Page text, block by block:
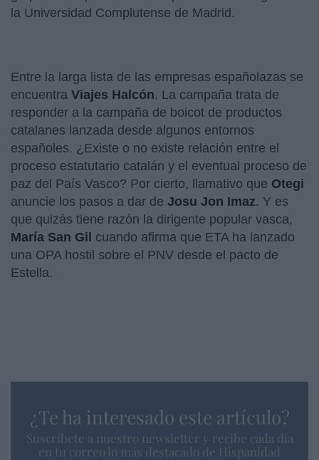
la Universidad Complutense de Madrid.
Entre la larga lista de las empresas españolazas se
encuentra Viajes Halcón. La campaña trata de
responder a la campaña de boicot de productos
catalanes lanzada desde algunos entornos
españoles. ¿Existe o no existe relación entre el
proceso estatutario catalán y el eventual proceso de
paz del País Vasco? Por cierto, llamativo que Otegi
anuncie los pasos a dar de Josu Jon Imaz. Y es
que quizás tiene razón la dirigente popular vasca,
María San Gil cuando afirma que ETA ha lanzado
una OPA hostil sobre el PNV desde el pacto de
Estella.
¿Te ha interesado este artículo?
Suscríbete a nuestro newsletter y recibe cada dia
en tu correo lo más destacado de Hispanidad